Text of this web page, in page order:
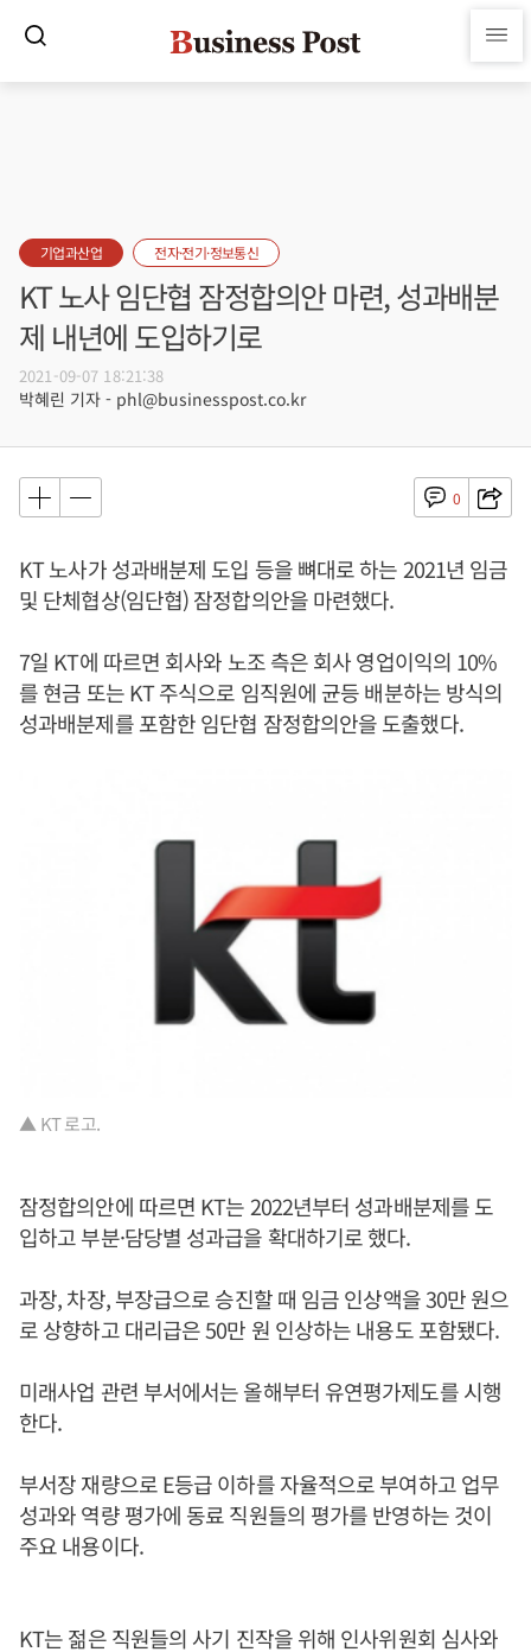
기업과산업 전자·전기·정보통신
KT 노사 임단협 잠정합의안 마련, 성과배분
제 내년에 도입하기로
2021-09-07 18:21:38
박혜린 기자 - phl@businesspost.co.kr
0
KT 노사가 성과배분제 도입 등을 뼈대로 하는 2021년 임금
및 단체협상(임단협) 잠정합의안을 마련했다.
7일 KT에 따르면 회사와 노조 측은 회사 영업이익의 10%
를 현금 또는 KT 주식으로 임직원에 균등 배분하는 방식의
성과배분제를 포함한 임단협 잠정합의안을 도출했다.
▲ KT 로고.
잠정합의안에 따르면 KT는 2022년부터 성과배분제를 도
입하고 부분·담당별 성과급을 확대하기로 했다.
과장, 차장, 부장급으로 승진할 때 임금 인상액을 30만 원으
로 상향하고 대리급은 50만 원 인상하는 내용도 포함됐다.
미래사업 관련 부서에서는 올해부터 유연평가제도를 시행
한다.
부서장 재량으로 E등급 이하를 자율적으로 부여하고 업무
성과와 역량 평가에 동료 직원들의 평가를 반영하는 것이
주요 내용이다.
KT는 젊은 직원들의 사기 진작을 위해 인사위원회 심사와